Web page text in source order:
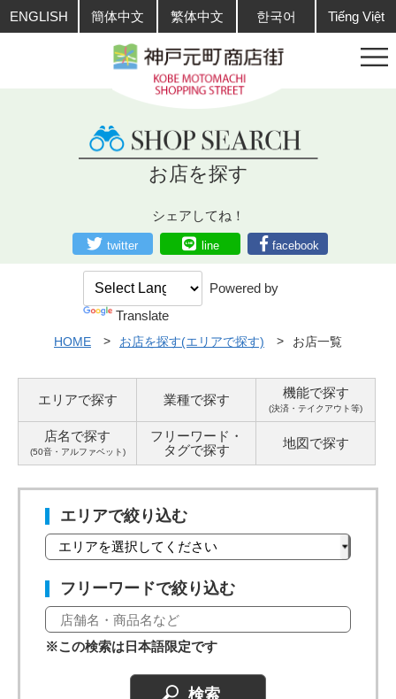
ENGLISH 簡体中文 繁体中文 한국어 Tiếng Việt
お店を探す
シェアしてね！
twitter line facebook
Powered by
Translate
HOME お店を探す(エリアで探す) お店一覧
エリアで探す 業種で探す 機能で探す
(決済・テイクアウト等)
店名で探す
(50音・アルファベット)
フリーワード・
タグで探す 地図で探す
エリアで絞り込む
フリーワードで絞り込む
※この検索は日本語限定です